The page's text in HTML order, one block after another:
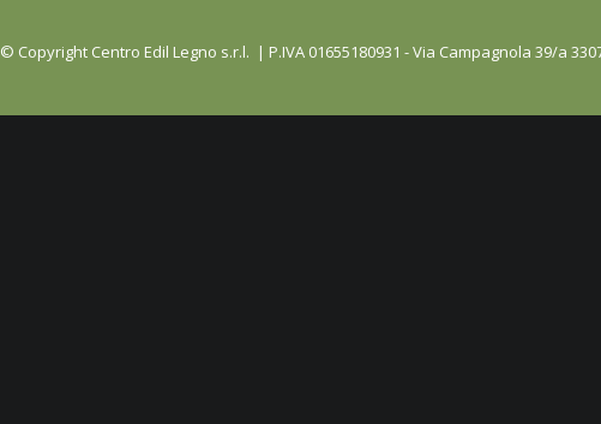
© Copyright Centro Edil Legno s.r.l. | P.IVA 01655180931 - Via Campagnola 39/a